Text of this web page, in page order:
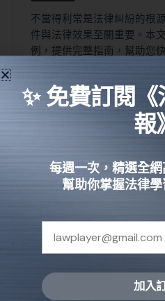
不當得利常是法律糾紛的根
件與法律效果至關重要。本
例，提供完整指南，幫助您
用能力。
📑 文章分類
備考報你知
✨ 免費訂閱
報
每週一次，精選全網
幫助你掌握法律
加入